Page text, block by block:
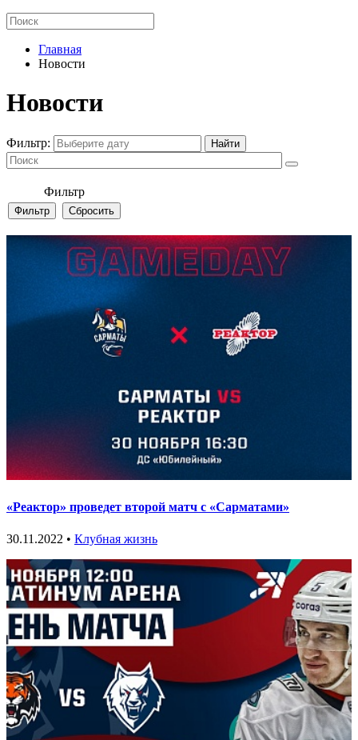
Главная
Новости
Новости
Фильтр:
Фильтр
«Реактор» проведет второй матч с «Сарматами»
30.11.2022 • Клубная жизнь